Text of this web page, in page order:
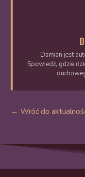
Damian jest
Spowiedź, gdzie
← Wróć do